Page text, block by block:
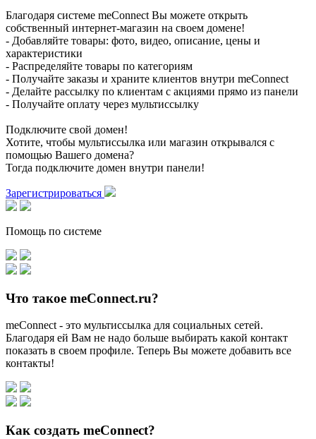
Благодаря системе meConnect Вы можете открыть
собственный интернет-магазин на своем домене!
- Добавляйте товары: фото, видео, описание, цены и
характеристики
- Распределяйте товары по категориям
- Получайте заказы и храните клиентов внутри meConnect
- Делайте рассылку по клиентам с акциями прямо из панели
- Получайте оплату через мультиссылку
Подключите свой домен!
Хотите, чтобы мультиссылка или магазин открывался с
помощью Вашего домена?
Тогда подключите домен внутри панели!
Зарегистрироваться
Помощь по системе
Что такое meConnect.ru?
meConnect - это мультиссылка для социальных сетей.
Благодаря ей Вам не надо больше выбирать какой контакт
показать в своем профиле. Теперь Вы можете добавить все
контакты!
Как создать meConnect?